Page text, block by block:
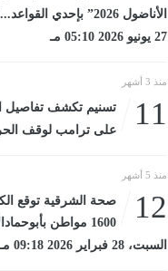
الأناضول 2026” بإحدي
27 يونيو 2026 05:10 مـ
منذ 3 أشهر
11
تسنيم تكشف تفاصيل
على ترامب لوقف
منذ 5 أشهر
12
صحة الشرقية توقع
1600 مواطن
السبت، 28 فبراير 2026 09:18 مـ